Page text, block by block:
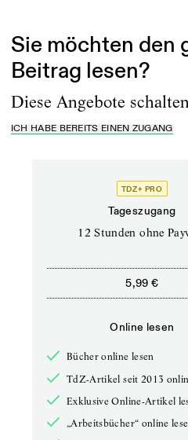
Sie möchten den
Beitrag lesen?
Diese Angebote
ICH HABE BEREITS EINEN ZUGANG
TDZ+ PRO
Tageszugang
12 Stunden ohne
5,99 €
Online lesen
Bücher online lesen
TdZ-Artikel seit 2013
Exklusive Online-Artikel
„Arbeitsbücher“ online